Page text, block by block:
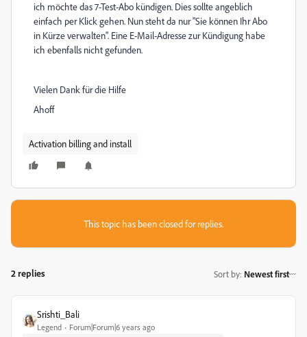
ich möchte das 7-Test-Abo kündigen. Dies sollte angeblich
einfach per Klick gehen. Nun steht da nur "Sie können Ihr Abo
in Kürze verwalten". Eine E-Mail-Adresse zur Kündigung habe
ich ebenfalls nicht gefunden.
Vielen Dank für die Hilfe
Ahoff
Activation billing and install
This topic has been closed for replies.
2 replies Sort by: Newest first
Srishti_Bali
Legend Forum|Forum|6 years ago